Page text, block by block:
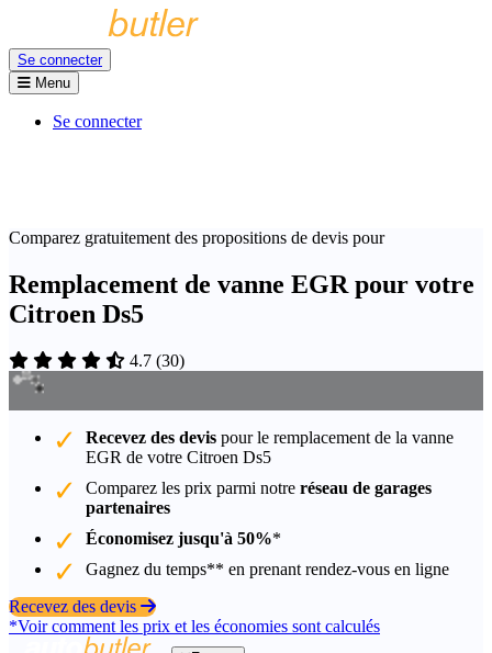
Se connecter
Menu
Se connecter
Comparez gratuitement des propositions de devis pour
Remplacement de vanne EGR pour votre
Citroen Ds5
4.7 (30)
Recevez des devis pour le remplacement de la vanne
EGR de votre Citroen Ds5
Comparez les prix parmi notre réseau de garages
partenaires
Économisez jusqu'à 50%*
Gagnez du temps** en prenant rendez-vous en ligne
Recevez des devis
*Voir comment les prix et les économies sont calculés